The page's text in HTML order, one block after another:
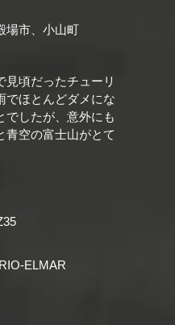
場市、小山町
見頃だったチューリ
でほとんどダメにな
でしたが、意外にも
青空の富士山がとて
ELMAR